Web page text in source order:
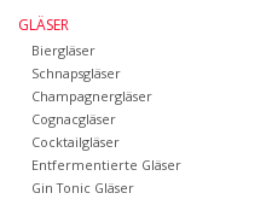
Kaffee & Tee
Bar & Wein
GLÄSER
Biergläser
Schnapsgläser
Champagnergläser
Cognacgläser
Cocktailgläser
Entfermentierte Gläser
Gin Tonic Gläser